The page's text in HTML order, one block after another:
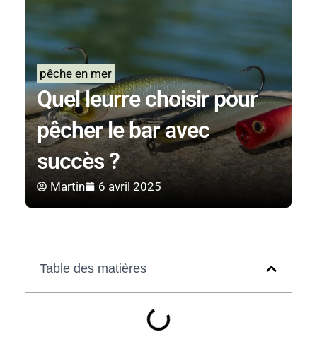
pêche en mer
Quel leurre choisir pour
pêcher le bar avec
succès ?
Martin 6 avril 2025
Table des matières